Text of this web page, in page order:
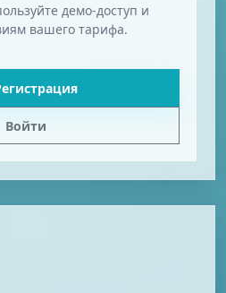
демо-доступ и
вашего тарифа.
Войти